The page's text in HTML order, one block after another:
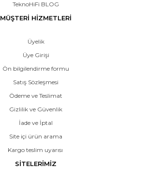
TeknoHiFi BLOG
MÜŞTERİ HİZMETLERİ
Üyelik
Üye Girişi
Ön bilgilendirme formu
Satış Sözleşmesi
Ödeme ve Teslimat
Gizlilik ve Güvenlik
İade ve İptal
Site içi ürün arama
Kargo teslim uyarısı
SİTELERİMİZ